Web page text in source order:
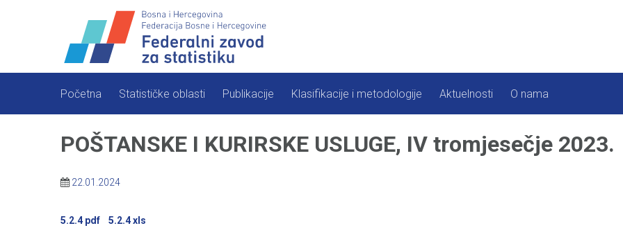
Početna Statističke oblasti Publikacije Klasifikacije i metodologije Aktuelnosti O nama
POŠTANSKE I KURIRSKE USLUGE, IV tromjesečje 2023.
22.01.2024
5.2.4 pdf 5.2.4 xls